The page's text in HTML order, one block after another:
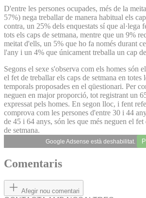
D'entre les persones ocupades, més de la
57%) nega treballar de manera habitual els
contra, un 25% dels enquestats sí que al·lega
tots els caps de setmana, mentre que un 9%
meitat d'ells, un 5% que ho fa només durant
l'any i un 4% que únicament treballa un cap
Segons el sexe s'observa com els homes són
el fet de treballar els caps de setmana en totes
temporals proposades en el qüestionari. Per
neguen en major proporció, tot registrant un
expressat pels homes. En segon lloc, i fent
comprova com les persones d'entre 30 i 44
de 45 i 64 anys, són les que més neguen el fet
de setmana.
Google Adsense està deshabilitat.
Comentaris
Afegir nou comentari